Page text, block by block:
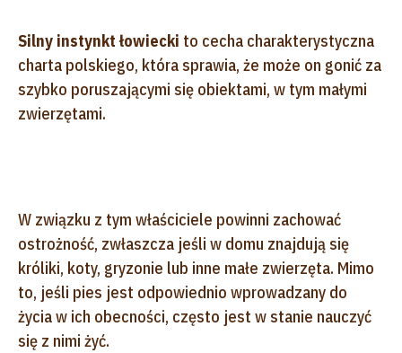
Silny instynkt łowiecki to cecha charakterystyczna
charta polskiego, która sprawia, że może on gonić za
szybko poruszającymi się obiektami, w tym małymi
zwierzętami.
W związku z tym właściciele powinni zachować
ostrożność, zwłaszcza jeśli w domu znajdują się
króliki, koty, gryzonie lub inne małe zwierzęta. Mimo
to, jeśli pies jest odpowiednio wprowadzany do
życia w ich obecności, często jest w stanie nauczyć
się z nimi żyć.